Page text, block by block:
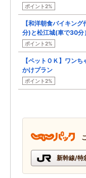
ポイント2%
【和洋朝食バイキン
分)と松江城(車で30分
ポイント2%
【ペットＯＫ】ワン
かけプラン
ポイント2%
新幹線/特